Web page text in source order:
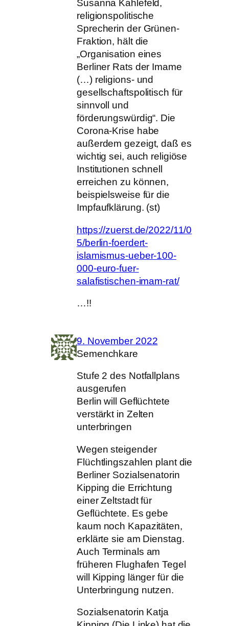
Susanna Kahlefeld,
religionspolitische
Sprecherin der Grünen-
Fraktion, hält die
„Organisation eines
Berliner Rats der Imame
(…) religions- und
gesellschaftspolitisch für
sinnvoll und
förderungswürdig“. Die
Corona-Krise habe
außerdem gezeigt, daß es
wichtig sei, auch religiöse
Institutionen schnell
erreichen zu können,
beispielsweise für die
Impfaufklärung. (st)
https://zuerst.de/2022/11/0
5/berlin-foerdert-
islamismus-ueber-100-
000-euro-fuer-
salafistischen-imam-rat/
…!!
9. November 2022
Semenchkare
Stufe 2 des Notfallplans
ausgerufen
Berlin will Geflüchtete
verstärkt in Zelten
unterbringen
Wegen steigender
Flüchtlingszahlen plant die
Berliner Sozialsenatorin
Kipping die Errichtung
einer Zeltstadt für
Geflüchtete. Es gebe
kaum noch Kapazitäten,
erklärte sie am Dienstag.
Auch Terminals am
früheren Flughafen Tegel
will Kipping länger für die
Unterbringung nutzen.
Sozialsenatorin Katja